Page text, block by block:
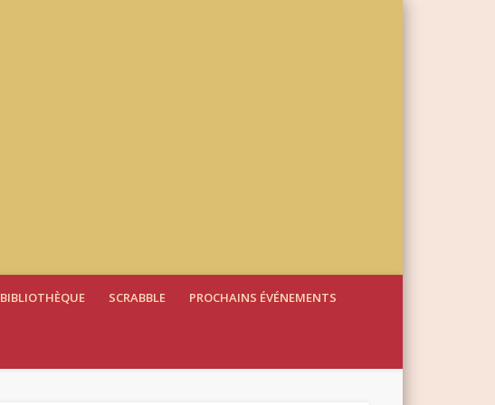
BIBLIOTHÈQUE SCRABBLE PROCHAINS ÉVÉNEMENTS